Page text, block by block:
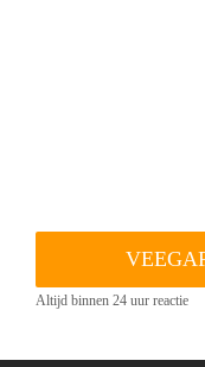
Altijd binnen 24 uur reactie